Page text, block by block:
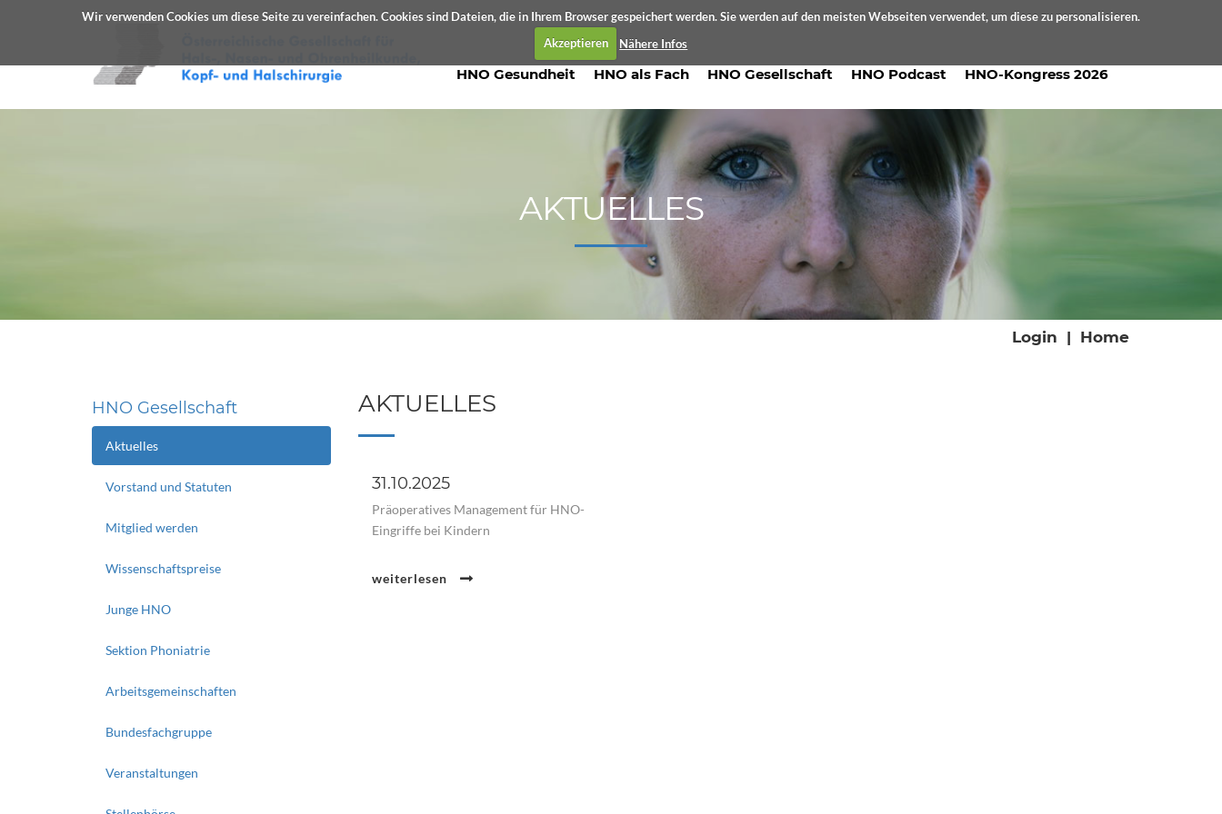
Wir verwenden Cookies um diese Seite zu vereinfachen. Cookies sind Dateien, die in Ihrem Browser gespeichert werden. Sie werden auf den meisten Webseiten verwendet, um diese zu personalisieren.
Akzeptieren
Nähere Infos
HNO Gesundheit HNO als Fach HNO Gesellschaft HNO Podcast HNO-Kongress 2026
AKTUELLES
Login | Home
HNO Gesellschaft
Aktuelles
Vorstand und Statuten
Mitglied werden
Wissenschaftspreise
Junge HNO
Sektion Phoniatrie
Arbeitsgemeinschaften
Bundesfachgruppe
Veranstaltungen
AKTUELLES
31.10.2025
Präoperatives Management für HNO-
Eingriffe bei Kindern
weiterlesen